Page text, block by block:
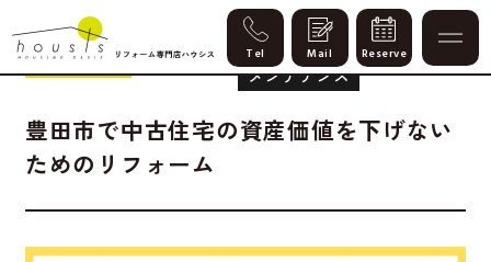
Column 2026.06.14
暮らし改善
DX・IoT化
メンテナンス
豊田市で中古住宅の資産価値を下げない
ためのリフォーム